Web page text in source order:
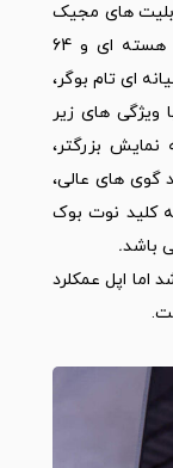
مدل قابلیت های مجیک
کیبورد، سیستم شش بلند گو، پردازنده 8 هسته ای و 64
ای تام بوگر،
پرو را با ویژگی های زیر
بزرگتر،
گوی های عالی،
کلید نوت بوک
باشد.
اپل عمکلرد